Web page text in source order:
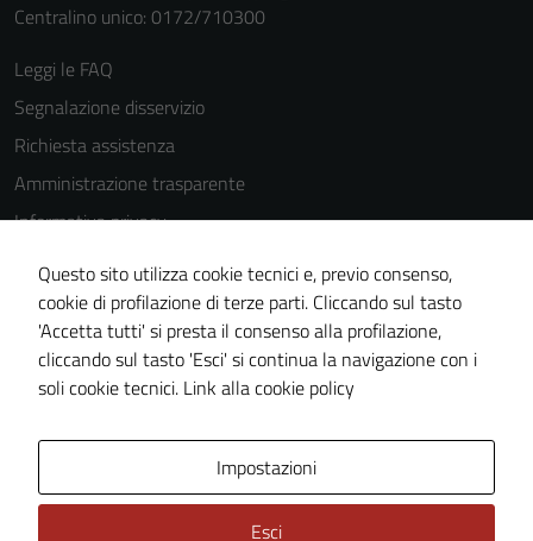
Centralino unico: 0172/710300
Leggi le FAQ
Segnalazione disservizio
Richiesta assistenza
Amministrazione trasparente
Informativa privacy
Cookie Policy
Note legali
Dichiarazione di accessibilità
Piano di miglioramento del sito
Questo sito utilizza cookie tecnici e, previo consenso,
cookie di profilazione di terze parti. Cliccando sul tasto
'Accetta tutti' si presta il consenso alla profilazione,
cliccando sul tasto 'Esci' si continua la navigazione con i
soli cookie tecnici. Link alla cookie policy
Impostazioni
Esci
estesa per i
possono
essere
utilizzati
anche per la
profilazione.
disabilitazione
di questi
cookies può